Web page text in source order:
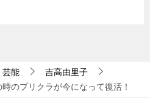
芸能
吉高由里子
のプリクラが今になって復活！